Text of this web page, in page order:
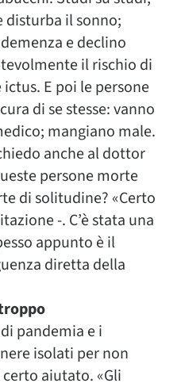
il sonno;
e declino
il rischio di
E poi le persone
di se stesse: vanno
mangiano male.
anche al dottor
persone morte
di solitudine? «Certo
-. C’è stata una
appunto è il
diretta della
pandemia e i
isolati per non
aiutato. «Gli